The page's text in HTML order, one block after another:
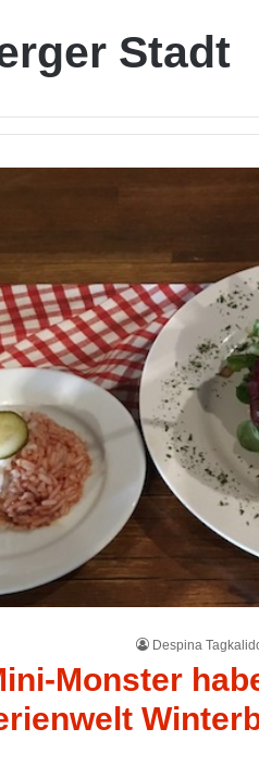
Stadt
Despina
Monster